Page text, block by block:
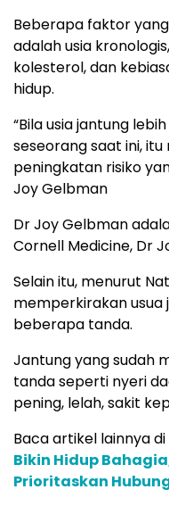
Beberapa faktor
adalah usia
kolesterol, dan
hidup.
“Bila usia jantung
seseorang saat ini,
peningkatan risiko
Joy Gelbman
Dr Joy Gelbman
Cornell Medicine, Dr
Selain itu, menurut
memperkirakan
beberapa tanda.
Jantung yang sudah
tanda seperti nyeri
pening, lelah, sakit
Baca artikel lainnya di
Bikin Hidup
Prioritaskan